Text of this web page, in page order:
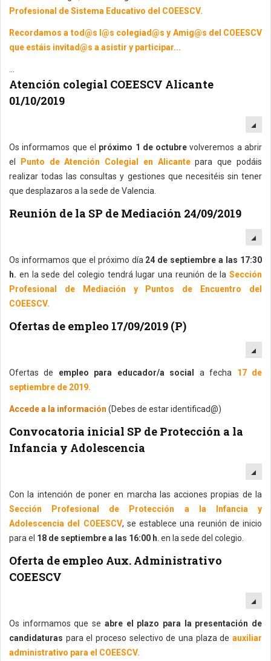
Profesional de Sistema Educativo del COEESCV.
Recordamos a tod@s l@s colegiad@s y Amig@s del COEESCV
que estáis invitad@s a asistir y participar...
Atención colegial COEESCV Alicante
01/10/2019
Os informamos que el próximo 1 de octubrevolveremos a abrir
el
Punto de Atención Colegial en Alicantepara que podáis
realizar todas las consultas y gestiones que necesitéis sin tener
que desplazaros a la sede de Valencia.
Reunión de la SP de Mediación 24/09/2019
Os informamos que el próximo día 24 de septiembre a las 17:30
h. en la sede del colegio tendrá lugar una reunión de la Sección
Profesional de Mediación y Puntos de Encuentro del
COEESCV.
Ofertas de empleo 17/09/2019 (P)
Ofertas de empleo para educador/a social a fecha 17 de
septiembre de 2019.
Accede a la información (Debes de estar identificad@)
Convocatoria inicial SP de Protección a la
Infancia y Adolescencia
Con la intención de poner en marcha las acciones propias de la
Sección Profesional de Protección a la Infancia y
Adolescencia del COEESCV, se establece una reunión de inicio
para el 18 de septiembre a las 16:00 h . en la sede del colegio.
Oferta de empleo Aux. Administrativo
COEESCV
Os informamos que se abre el plazo para la presentación de
candidaturas para el proceso selectivo de una plaza de auxiliar
administrativo para el COEESCV.